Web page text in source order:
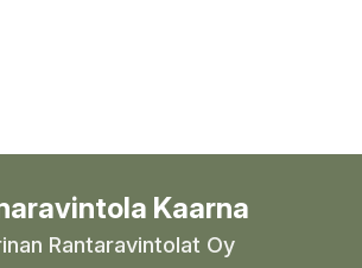
Kaarna
Rantaravintolat Oy